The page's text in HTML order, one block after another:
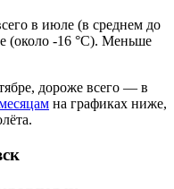
в июле (в среднем до
(около -16 °C). Меньше
дороже всего — в
на графиках ниже,